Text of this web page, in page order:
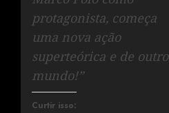
protagonista, começa
uma nova ação
superteórica e de outro
mundo!”
Curtir isso: